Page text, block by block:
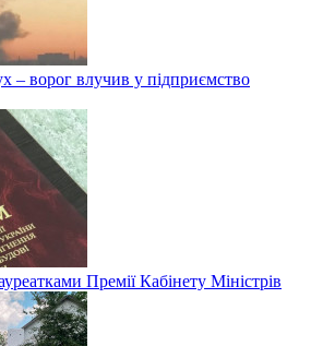
– ворог влучив у підприємство
Премії Кабінету Міністрів